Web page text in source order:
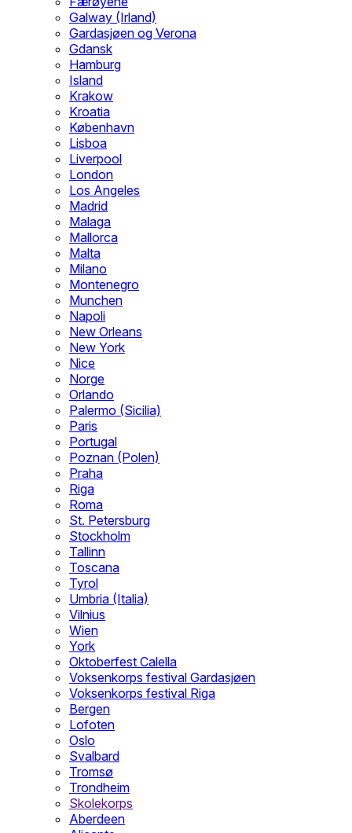
Galway (Irland)
Gardasjøen og Verona
Gdansk
Hamburg
Island
Krakow
Kroatia
København
Lisboa
Liverpool
London
Los Angeles
Madrid
Malaga
Mallorca
Malta
Milano
Montenegro
Munchen
Napoli
New Orleans
New York
Nice
Norge
Orlando
Palermo (Sicilia)
Paris
Portugal
Poznan (Polen)
Praha
Riga
Roma
St. Petersburg
Stockholm
Tallinn
Toscana
Tyrol
Umbria (Italia)
Vilnius
Wien
York
Oktoberfest Calella
Voksenkorps festival Gardasjøen
Voksenkorps festival Riga
Bergen
Lofoten
Oslo
Svalbard
Tromsø
Trondheim
Skolekorps
Aberdeen